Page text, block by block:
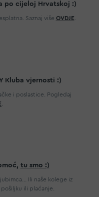
po cijeloj Hrvatskoj :)
Saznaj više OVDJE
Kluba vjernosti :)
i poslastice. Pogledaj
tu smo :)
Ili naše kolege iz
ili plaćanje.